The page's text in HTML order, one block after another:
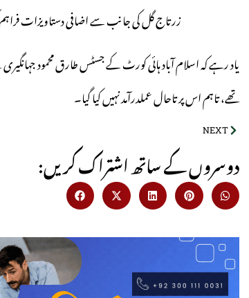
زرتاج گل کی جانب سے اضافی دستاویزات
یاد رہے کہ اسلام آباد ہائی کورٹ کے جسٹس طارق محمود
تھے، تاہم اس پر تاحال عملدرآمد نہیں کیا گیا۔
NEXT
:دوسروں کے ساتھ اشتراک کریں